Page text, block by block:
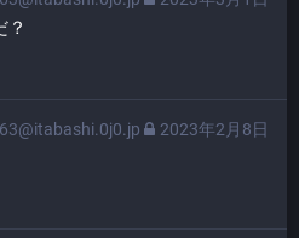
？
2023年2月8日